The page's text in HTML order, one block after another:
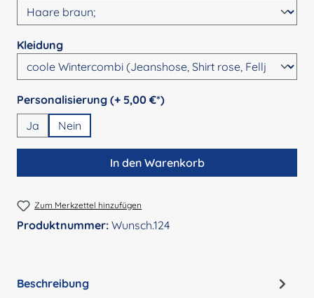
Kleidungauswählen
Personalisierung (+ 5,00 €*)auswählen
Ja
Nein
In den Warenkorb
Zum Merkzettel hinzufügen
Produktnummer: Wunsch.124
Beschreibung